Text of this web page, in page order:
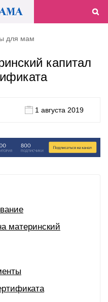
для мам
капитал
1 августа 2019
материнский